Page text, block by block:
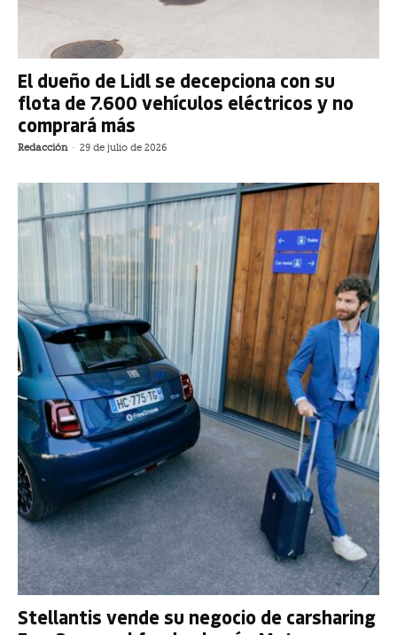
El dueño de Lidl se decepciona con su
flota de 7.600 vehículos eléctricos y no
comprará más
Redacción - 29 de julio de 2026
Stellantis vende su negocio de carsharing